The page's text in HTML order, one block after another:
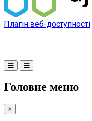
Плагін веб-доступності
Головне меню
×